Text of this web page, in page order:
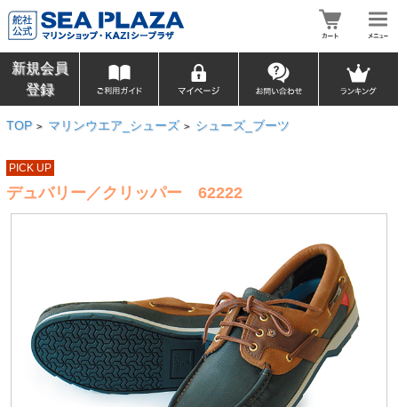
新規会員
登録
TOP > マリンウエア_シューズ > シューズ_ブーツ
PICK UP
デュバリー／クリッパー 62222